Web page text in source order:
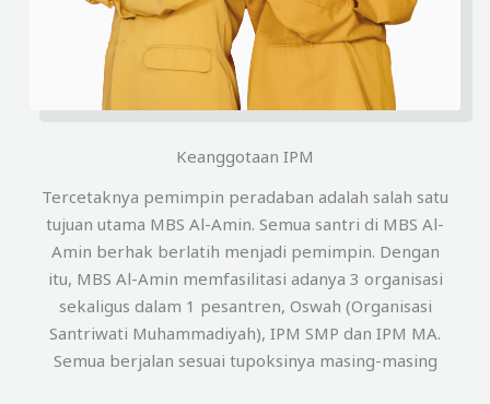
Keanggotaan IPM
Tercetaknya pemimpin peradaban adalah salah satu
tujuan utama MBS Al-Amin. Semua santri di MBS Al-
Amin berhak berlatih menjadi pemimpin. Dengan
itu, MBS Al-Amin memfasilitasi adanya 3 organisasi
sekaligus dalam 1 pesantren, Oswah (Organisasi
Santriwati Muhammadiyah), IPM SMP dan IPM MA.
Semua berjalan sesuai tupoksinya masing-masing